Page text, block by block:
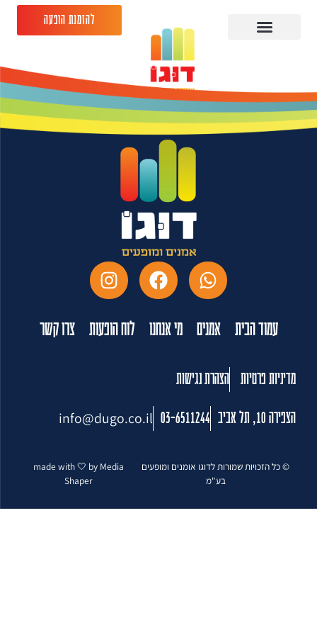
להזמנת הופעה
רשף לוי 29.08.26 תמוז
באר שבע
עמוד הבית אמנים מי אנחנו לוח הופעות צרו קשר
מדיניות פרטיות הצהרת נגישות
הצפירה 10, תל אביב 03-6511244
info@dugo.co.il
© כל הזכויות שמורות לדוגו אומנים ומופעים
בע"מ
made with 🤍 by Media
Shaper